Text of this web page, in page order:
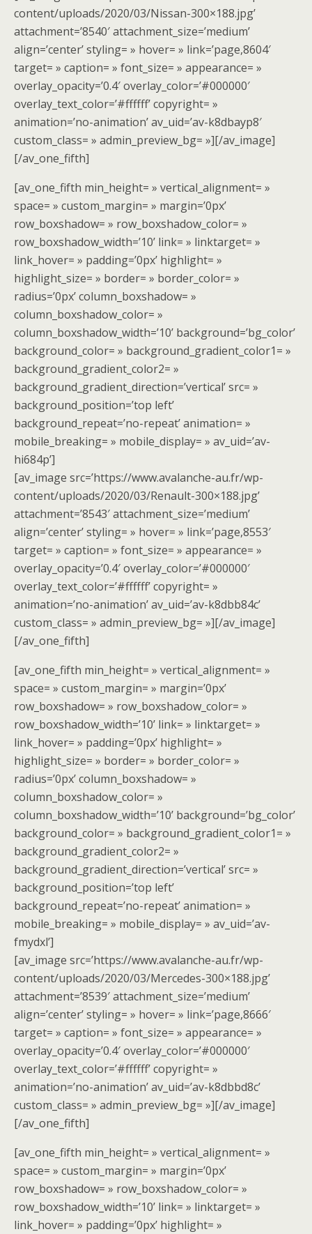
content/uploads/2020/03/Nissan-300×188.jpg’
attachment=’8540′ attachment_size=’medium’
align=’center’ styling= » hover= » link=’page,8604′
target= » caption= » font_size= » appearance= »
overlay_opacity=’0.4′ overlay_color=’#000000′
overlay_text_color=’#ffffff’ copyright= »
animation=’no-animation’ av_uid=’av-k8dbayp8′
custom_class= » admin_preview_bg= »][/av_image]
[/av_one_fifth]
[av_one_fifth min_height= » vertical_alignment= »
space= » custom_margin= » margin=’0px’
row_boxshadow= » row_boxshadow_color= »
row_boxshadow_width=’10’ link= » linktarget= »
link_hover= » padding=’0px’ highlight= »
highlight_size= » border= » border_color= »
radius=’0px’ column_boxshadow= »
column_boxshadow_color= »
column_boxshadow_width=’10’ background=’bg_color’
background_color= » background_gradient_color1= »
background_gradient_color2= »
background_gradient_direction=’vertical’ src= »
background_position=’top left’
background_repeat=’no-repeat’ animation= »
mobile_breaking= » mobile_display= » av_uid=’av-
hi684p’]
[av_image src=’https://www.avalanche-au.fr/wp-
content/uploads/2020/03/Renault-300×188.jpg’
attachment=’8543′ attachment_size=’medium’
align=’center’ styling= » hover= » link=’page,8553′
target= » caption= » font_size= » appearance= »
overlay_opacity=’0.4′ overlay_color=’#000000′
overlay_text_color=’#ffffff’ copyright= »
animation=’no-animation’ av_uid=’av-k8dbb84c’
custom_class= » admin_preview_bg= »][/av_image]
[/av_one_fifth]
[av_one_fifth min_height= » vertical_alignment= »
space= » custom_margin= » margin=’0px’
row_boxshadow= » row_boxshadow_color= »
row_boxshadow_width=’10’ link= » linktarget= »
link_hover= » padding=’0px’ highlight= »
highlight_size= » border= » border_color= »
radius=’0px’ column_boxshadow= »
column_boxshadow_color= »
column_boxshadow_width=’10’ background=’bg_color’
background_color= » background_gradient_color1= »
background_gradient_color2= »
background_gradient_direction=’vertical’ src= »
background_position=’top left’
background_repeat=’no-repeat’ animation= »
mobile_breaking= » mobile_display= » av_uid=’av-
fmydxl’]
[av_image src=’https://www.avalanche-au.fr/wp-
content/uploads/2020/03/Mercedes-300×188.jpg’
attachment=’8539′ attachment_size=’medium’
align=’center’ styling= » hover= » link=’page,8666′
target= » caption= » font_size= » appearance= »
overlay_opacity=’0.4′ overlay_color=’#000000′
overlay_text_color=’#ffffff’ copyright= »
animation=’no-animation’ av_uid=’av-k8dbbd8c’
custom_class= » admin_preview_bg= »][/av_image]
[/av_one_fifth]
[av_one_fifth min_height= » vertical_alignment= »
space= » custom_margin= » margin=’0px’
row_boxshadow= » row_boxshadow_color= »
row_boxshadow_width=’10’ link= » linktarget= »
link_hover= » padding=’0px’ highlight= »